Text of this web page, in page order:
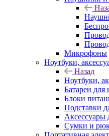
Микрофоны
Ноутбуки,
Назад
Ноутбуки,
Батареи для
Блоки
Подставки
Аксессуары
Сумки и